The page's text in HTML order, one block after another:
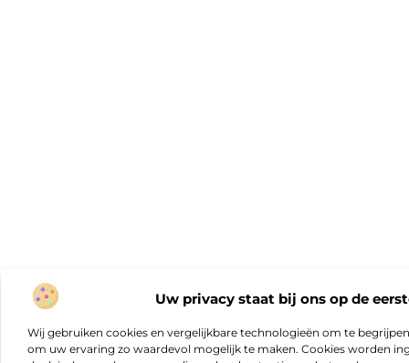
Uw privacy staat bij ons op de
Wij gebruiken cookies en vergelijkbare technologieën om te
om uw ervaring zo waardevol mogelijk te maken. Cookies worden